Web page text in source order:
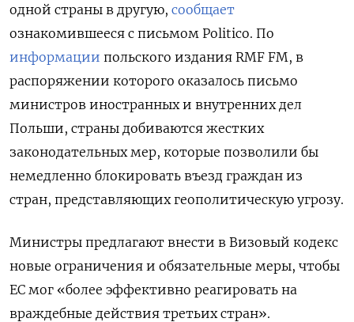
одной страны в другую, сообщает
ознакомившееся с письмом Politico. По
информации польского издания RMF FM, в
распоряжении которого оказалось письмо
министров иностранных и внутренних дел
Польши, страны добиваются жестких
законодательных мер, которые позволили бы
немедленно блокировать въезд граждан из
стран, представляющих геополитическую угрозу.
Министры предлагают внести в Визовый кодекс
новые ограничения и обязательные меры, чтобы
ЕС мог «более эффективно реагировать на
враждебные действия третьих стран».